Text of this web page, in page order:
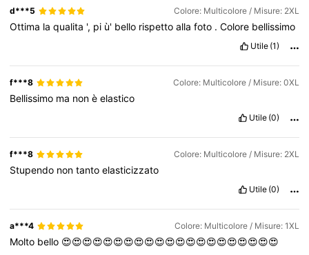
4.83 315K Follower
d***5 Colore: Multicolore / Misure: 2XL
Ottima laqualita ', pi ù' bello rispettoallafoto .Colore bellissimo
Utile (1)
f***8 Colore: Multicolore / Misure: 0XL
Bellissimo ma nonèelastico
Utile (0)
f***8 Colore: Multicolore / Misure: 2XL
Stupendo nontantoelasticizzato
Utile (0)
a***4 Colore: Multicolore / Misure: 1XL
Molto bello 😍😍😍😍😍😍😍😍😍😍😍😍😍😍😍😍😍😍😍😍😍